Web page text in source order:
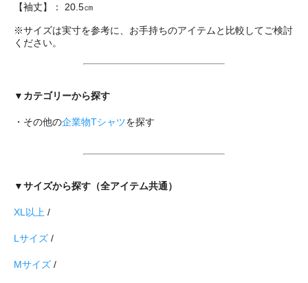
【袖丈】： 20.5㎝
※サイズは実寸を参考に、お手持ちのアイテムと比較してご検討
ください。
▼カテゴリーから探す
・その他の企業物Tシャツを探す
▼サイズから探す（全アイテム共通）
XL以上 /
Lサイズ /
Mサイズ /